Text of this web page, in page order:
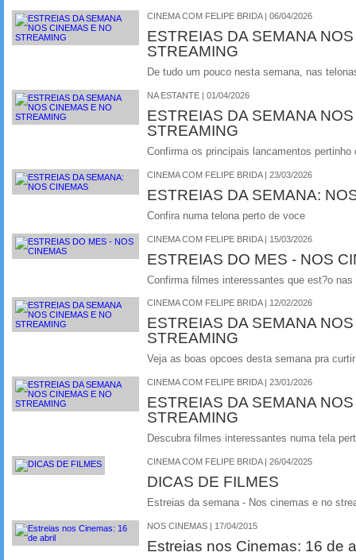
CINEMA COM FELIPE BRIDA | 06/04/2026
ESTREIAS DA SEMANA
STREAMING
De tudo um pouco nesta semana, nas
NA ESTANTE | 01/04/2026
ESTREIAS DA SEMANA
STREAMING
Confirma os principais lancamentos
CINEMA COM FELIPE BRIDA | 23/03/2026
ESTREIAS DA SEMANA:
Confira numa telona perto de voce
CINEMA COM FELIPE BRIDA | 15/03/2026
ESTREIAS DO MES - NOS
Confirma filmes interessantes que est?o nas
CINEMA COM FELIPE BRIDA | 12/02/2026
ESTREIAS DA SEMANA
STREAMING
Veja as boas opcoes desta semana pra
CINEMA COM FELIPE BRIDA | 23/01/2026
ESTREIAS DA SEMANA
STREAMING
Descubra filmes interessantes numa tela
CINEMA COM FELIPE BRIDA | 26/04/2025
DICAS DE FILMES
Estreias da semana - Nos cinemas e no
NOS CINEMAS | 17/04/2015
Estreias nos Cinemas: 16 de